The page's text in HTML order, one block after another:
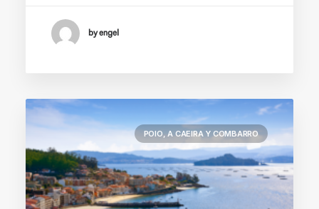
by engel
POIO, A CAEIRA Y COMBARRO